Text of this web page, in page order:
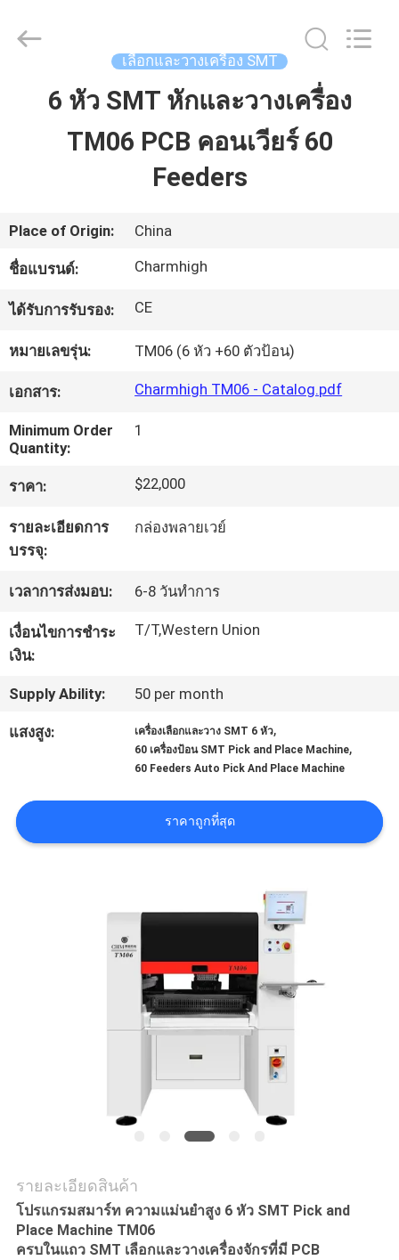
วิดีโอ
เกี่ยว
กับ
เรา
ทัวร์
โรงงาน
การ
ควบคุม
คุณภาพ
ติดต่อ
ข่าว
เป็น
ส่วน
2026
CHARMHIGH
เลือกและวางเครื่อง SMT
6 หัว SMT หักและวางเครื่อง
TM06 PCB คอนเวียร์ 60
Feeders
Place of Origin: China
ชื่อแบรนด์: Charmhigh
ได้รับการรับรอง: CE
หมายเลขรุ่น: TM06 (6 หัว +60 ตัวป้อน)
เอกสาร: Charmhigh TM06 - Catalog.pdf
Minimum Order
Quantity:
1
ราคา: $22,000
รายละเอียดการ
บรรจุ:
กล่องพลายเวย์
เวลาการส่งมอบ: 6-8 วันทำการ
เงื่อนไขการชำระ
เงิน:
T/T,Western Union
Supply Ability: 50 per month
แสงสูง: เครื่องเลือกและวาง SMT 6 หัว,
60 เครื่องป้อน SMT Pick and Place Machine,
60 Feeders Auto Pick And Place Machine
ราคาถูกที่สุด
รายละเอียดสินค้า
โปรแกรมสมาร์ท ความแม่นยําสูง 6 หัว SMT Pick and
Place Machine TM06
ครบในแถว SMT เลือกและวางเครื่องจักรที่มี PCB